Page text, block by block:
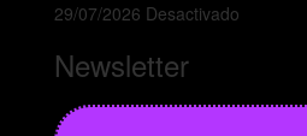
29/07/2026 Desactivado
Newsletter